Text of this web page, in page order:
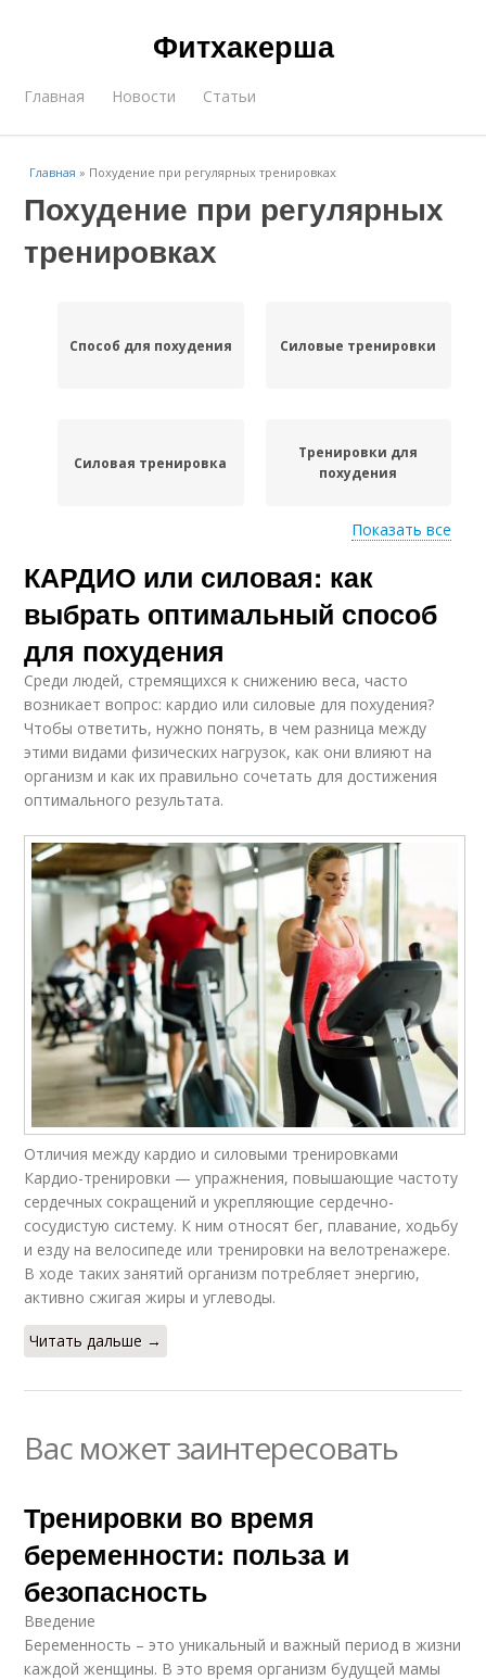
Фитхакерша
Главная Новости Статьи
Главная » Похудение при регулярных тренировках
Похудение при регулярных
тренировках
Способ для похудения Силовые тренировки
Силовая тренировка
Тренировки для
похудения
Видимое похудение
Тренировка для
похудения
Показать все
КАРДИО или силовая: как
выбрать оптимальный способ
для похудения
Среди людей, стремящихся к снижению веса, часто
возникает вопрос: кардио или силовые для похудения?
Чтобы ответить, нужно понять, в чем разница между
этими видами физических нагрузок, как они влияют на
организм и как их правильно сочетать для достижения
оптимального результата.
Отличия между кардио и силовыми тренировками
Кардио-тренировки — упражнения, повышающие частоту
сердечных сокращений и укрепляющие сердечно-
сосудистую систему. К ним относят бег, плавание, ходьбу
и езду на велосипеде или тренировки на велотренажере.
В ходе таких занятий организм потребляет энергию,
активно сжигая жиры и углеводы.
Читать дальше →
Вас может заинтересовать
Тренировки во время
беременности: польза и
безопасность
Введение
Беременность – это уникальный и важный период в жизни
каждой женщины. В это время организм будущей мамы